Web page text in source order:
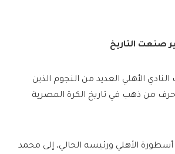
صنعت التاريخ
الأهلي العديد من النجوم الذين
من ذهب في تاريخ الكرة المصرية
الأهلي ورئيسه الحالي، إلى محمد